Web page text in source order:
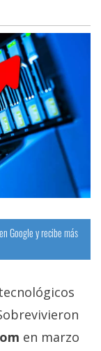
Google y recibe más
en marzo